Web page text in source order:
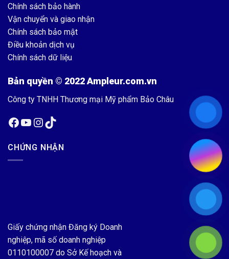
Chính sách bảo hành
Vận chuyển và giao nhận
Chính sách bảo mật
Điều khoản dịch vụ
Chính sách dữ liệu
Bản quyền © 2022 Ampleur.com.vn
Công ty TNHH Thương mại Mỹ phẩm Bảo Châu
CHỨNG NHẬN
Giấy chứng nhận Đăng ký Doanh
nghiệp, mã số doanh nghiệp
0110100007 do Sở Kế hoạch và